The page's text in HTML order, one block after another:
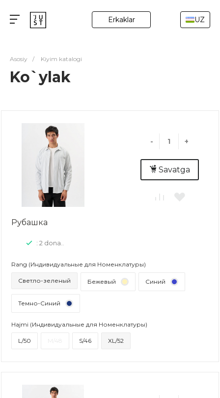
Erkaklar UZ
Asosiy / Kiyim katalogi
Ko`ylak
- +
Savatga
Рубашка
: 2 dona..
Rang (Индивидуальные для Номенклатуры)
Светло-зеленый Бежевый Синий
Темно-Синий
Hajmi (Индивидуальные для Номенклатуры)
L/50 S/46 XL/52